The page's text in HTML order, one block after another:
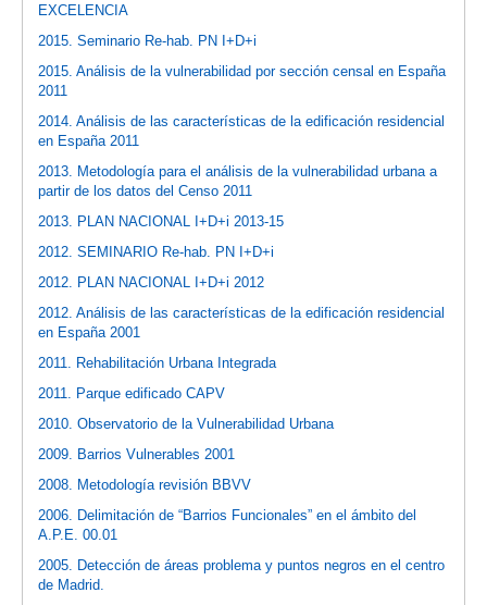
EXCELENCIA
2015. Seminario Re-hab. PN I+D+i
2015. Análisis de la vulnerabilidad por sección censal en España
2011
2014. Análisis de las características de la edificación residencial
en España 2011
2013. Metodología para el análisis de la vulnerabilidad urbana a
partir de los datos del Censo 2011
2013. PLAN NACIONAL I+D+i 2013-15
2012. SEMINARIO Re-hab. PN I+D+i
2012. PLAN NACIONAL I+D+i 2012
2012. Análisis de las características de la edificación residencial
en España 2001
2011. Rehabilitación Urbana Integrada
2011. Parque edificado CAPV
2010. Observatorio de la Vulnerabilidad Urbana
2009. Barrios Vulnerables 2001
2008. Metodología revisión BBVV
2006. Delimitación de “Barrios Funcionales” en el ámbito del
A.P.E. 00.01
2005. Detección de áreas problema y puntos negros en el centro
de Madrid.